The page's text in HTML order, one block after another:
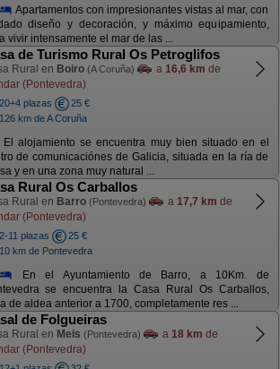
Apartamentos con impresionantes vistas al mar, con
diseño y decoración, y máximo equipamiento,
vivir intensamente el mar de las ...
de Turismo Rural Os Petroglifos
Rural en Boiro (A Coruña) a 16,6 km de
(Pontevedra)
20+4 plazas
25 €
126 km de A Coruña
El alojamiento se encuentra muy bien situado en el
de comunicaciónes de Galicia, situada en la ría de
y en una zona muy natural ...
Rural Os Carballos
Rural en Barro (Pontevedra) a 17,7 km de
(Pontevedra)
2-11 plazas
25 €
10 km de Pontevedra
En el Ayuntamiento de Barro, a 10Km. de
se encuentra la Casa Rural Os Carballos,
de aldea anterior a 1700, completamente res ...
de Folgueiras
Rural en Meis (Pontevedra) a 18 km de
(Pontevedra)